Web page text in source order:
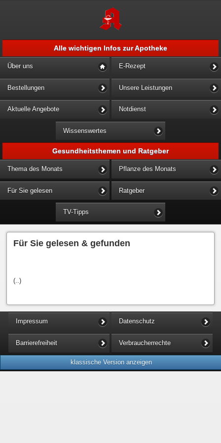
Alle wichtigen Infos zur Apotheke
Über uns E-Rezept
Bestellungen Unsere Leistungen
Aktuelle Angebote Notdienst
Wissenswertes
Gesundheitsthemen und Ratgeber
Thema des Monats Pflanze des Monats
Für Sie gelesen Ratgeber
TV-Tipps
Für Sie gelesen & gefunden
(..)
Impressum Datenschutz
Barrierefreiheit Verbraucherrechte
klassische Version anzeigen